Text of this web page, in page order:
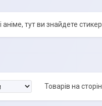
тут ви знайдете